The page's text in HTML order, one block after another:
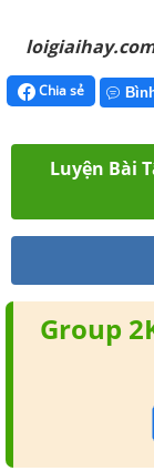
Chia sẻ
Luyện Bài
Group